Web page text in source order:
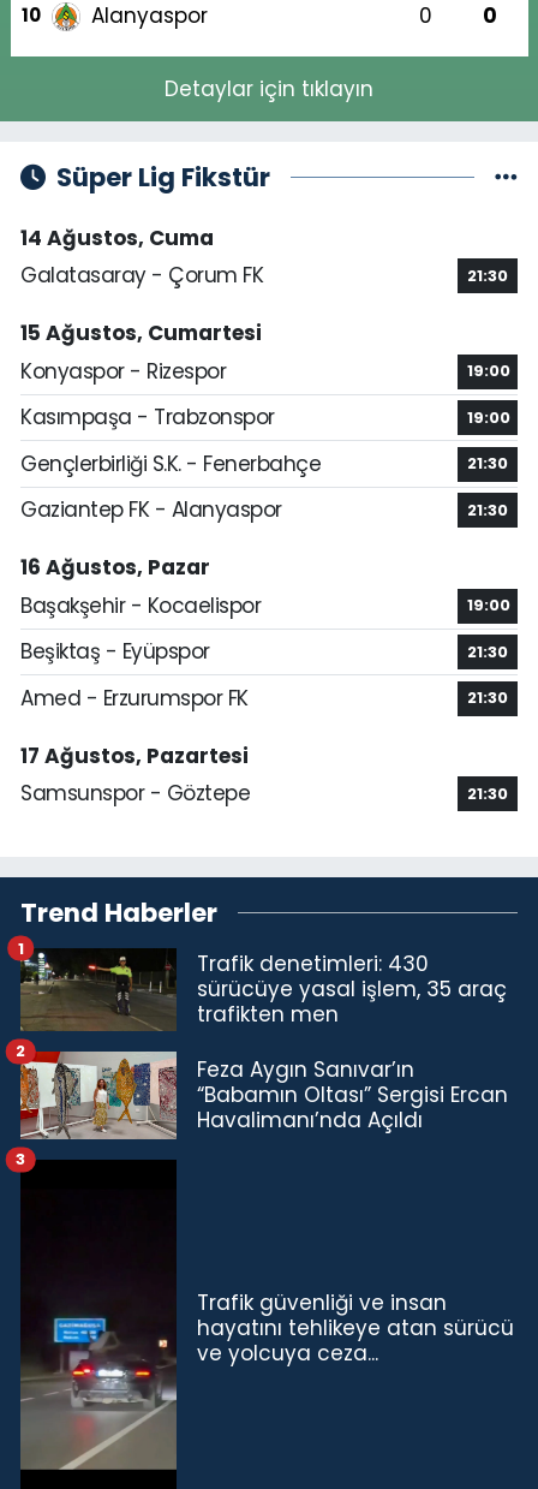
10 Alanyaspor 0 0
Detaylar için tıklayın
Süper Lig Fikstür
14 Ağustos, Cuma
Galatasaray - Çorum FK
21:30
15 Ağustos, Cumartesi
Konyaspor - Rizespor
19:00
Kasımpaşa - Trabzonspor 19:00
Gençlerbirliği S.K. - Fenerbahçe 21:30
Gaziantep FK - Alanyaspor 21:30
16 Ağustos, Pazar
Başakşehir - Kocaelispor
19:00
Beşiktaş - Eyüpspor 21:30
Amed - Erzurumspor FK 21:30
17 Ağustos, Pazartesi
Samsunspor - Göztepe
21:30
Trend Haberler
Trafik denetimleri: 430
sürücüye yasal işlem, 35 araç
trafikten men
1
Feza Aygın Sanıvar’ın
“Babamın Oltası” Sergisi Ercan
Havalimanı’nda Açıldı
2
Trafik güvenliği ve insan
hayatını tehlikeye atan sürücü
ve yolcuya ceza...
3